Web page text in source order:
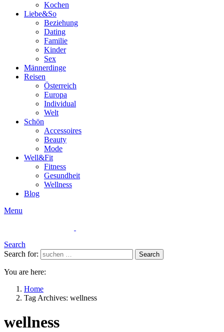
Kochen
Liebe&So
Beziehung
Dating
Familie
Kinder
Sex
Männerdinge
Reisen
Österreich
Europa
Individual
Welt
Schön
Accessoires
Beauty
Mode
Well&Fit
Fitness
Gesundheit
Wellness
Blog
Menu
Search
Search for:
Search
You are here:
Home
Tag Archives: wellness
wellness